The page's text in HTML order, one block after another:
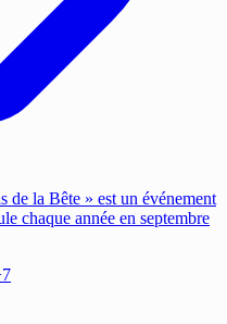
de la Bête » est un événement
chaque année en septembre